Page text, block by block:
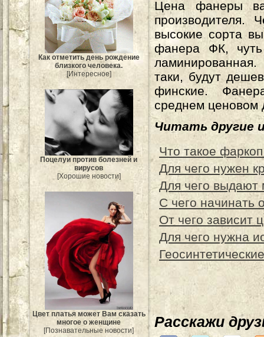
Как отметить день рождение
близкого человека.
[Интересное]
Поцелуи против болезней и
вирусов
[Хорошие новости]
Цвет платья может Вам сказать
многое о женщине
[Познавательные новости]
Цена фанеры
высокие сорта
фанера ФК,
таки, будут
финские.
среднем ценовом
Читать другие
Что такое
Для чего нужен
Для чего выдают
С чего начинать
От чего зависит
Для чего нужна
Расскажи